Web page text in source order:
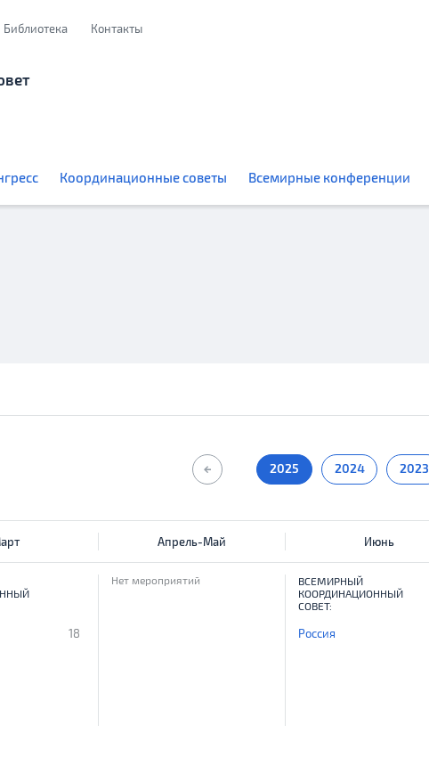
Библиотека Контакты
Координационные советы Всемирные конференции
2025 2024 2023
Апрель-Май Июнь
18
Нет мероприятий
ВСЕМИРНЫЙ
КООРДИНАЦИОННЫЙ
СОВЕТ:
Россия